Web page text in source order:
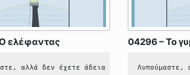
ελέφαντας
αλλά δεν έχετε άδεια να δείτε αυτό το
04296 – Το
Λυπούμαστε,